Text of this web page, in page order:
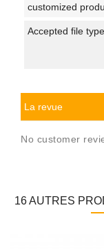
customized
Accepted file
La revue
No customer
16 AUTRES